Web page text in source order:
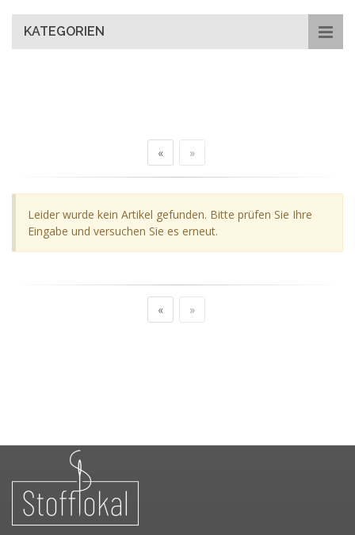
KATEGORIEN
« »
Leider wurde kein Artikel gefunden. Bitte prüfen Sie Ihre
Eingabe und versuchen Sie es erneut.
« »